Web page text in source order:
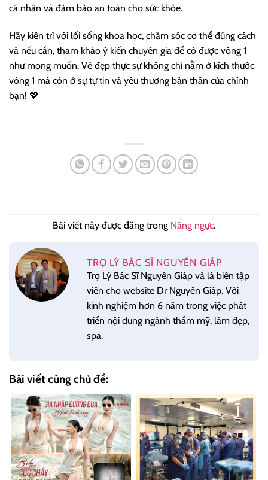
cá nhân và đảm bảo an toàn cho sức khỏe.
Hãy kiên trì với lối sống khoa học, chăm sóc cơ thể đúng cách
và nếu cần, tham khảo ý kiến chuyên gia để có được vòng 1
như mong muốn. Vẻ đẹp thực sự không chỉ nằm ở kích thước
vòng 1 mà còn ở sự tự tin và yêu thương bản thân của chính
bạn! 💖
Bài viết này được đăng trong Nâng ngực.
TRỢ LÝ BÁC SĨ NGUYÊN GIÁP
Trợ Lý Bác Sĩ Nguyên Giáp và là biên tập
viên cho website Dr Nguyên Giáp. Với
kinh nghiệm hơn 6 năm trong việc phát
triển nội dung ngành thẩm mỹ, làm đẹp,
spa.
Bài viết cùng chủ đề: